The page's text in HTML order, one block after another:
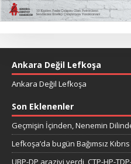
Ankara Değil Lefkoşa
Ankara Değil Lefkoşa
Son Eklenenler
Geçmişin İçinden, Nenemin
Lefkoşa’da bugün Bağımsız
UBP-DP araziyi verdi, CTP-HP-